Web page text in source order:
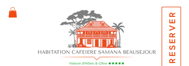
RESERVER